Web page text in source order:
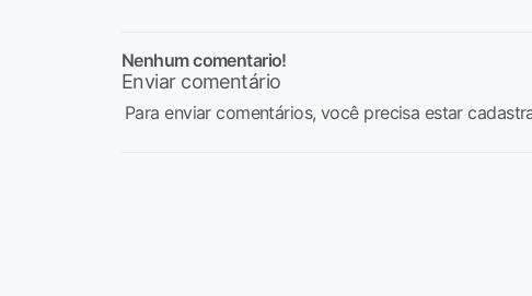
Nenhum comentario!
Enviar comentário
Para enviar comentários, você precisa estar